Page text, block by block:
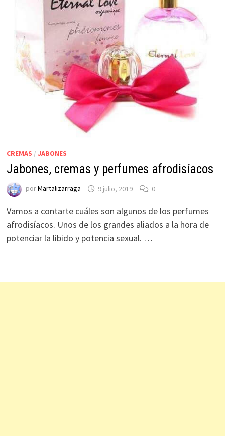
CREMAS / JABONES
Jabones, cremas y perfumes afrodisíacos
porMartalizarraga 9 julio, 2019 0
Vamos a contarte cuáles son algunos de los perfumes
afrodisíacos. Unos de los grandes aliados a la hora de
potenciar la libido y potencia sexual. …